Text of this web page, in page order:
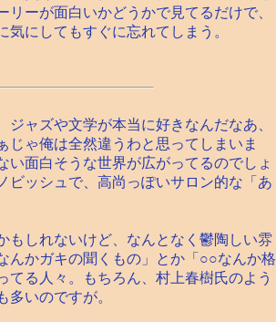
ーが面白いかどうかで見てるだけで、
にしてもすぐに忘れてしまう。
ャズや文学が本当に好きなんだなあ、
ゃ俺は全然違うわと思ってしまいま
面白そうな世界が広がってるのでしょ
ビッシュで、高尚っぽいサロン的な「あ
しれないけど、なんとなく鬱陶しい雰
んかガキの聞くもの」とか「○○なんか格
る人々。もちろん、村上春樹氏のよう
いのですが。